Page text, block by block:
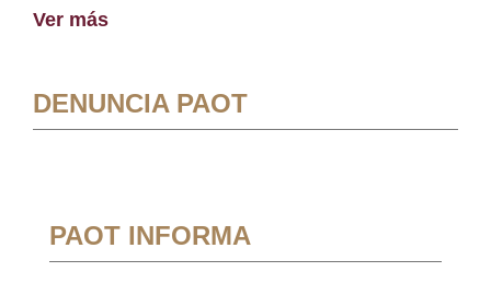
Ver más
DENUNCIA PAOT
PAOT INFORMA